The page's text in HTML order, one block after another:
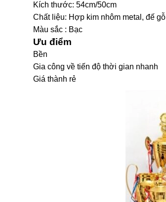
Kích thước: 54cm/50cm
Chất liệu: Hợp kim nhôm metal, đế gỗ
Màu sắc : Bạc
Ưu điểm
Bền
Gia công về tiến độ thời gian nhanh
Giá thành rẻ